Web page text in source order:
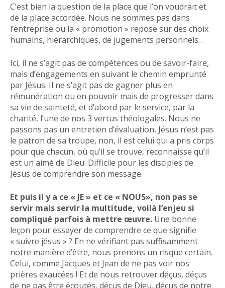
C’est bien la question de la place que l’on voudrait et
de la place accordée. Nous ne sommes pas dans
l’entreprise ou la « promotion » repose sur des choix
humains, hiérarchiques, de jugements personnels…
Ici, il ne s’agit pas de compétences ou de savoir-faire,
mais d’engagements en suivant le chemin emprunté
par Jésus. Il ne s’agit pas de gagner plus en
rémunération ou en pouvoir mais de progresser dans
sa vie de sainteté, et d’abord par le service, par la
charité, l’une de nos 3 vertus théologales. Nous ne
passons pas un entretien d’évaluation, Jésus n’est pas
le patron de sa troupe, non, il est celui qui a pris corps
pour que chacun, où qu’il se trouve, reconnaisse qu’il
est un aimé de Dieu. Difficile pour les disciples de
Jésus de comprendre son message.
Et puis il y a ce « JE » et ce « NOUS», non pas se
servir mais servir la multitude, voilà l’enjeu si
compliqué parfois à mettre œuvre. Une bonne
leçon pour essayer de comprendre ce que signifie
« suivre jésus » ? En ne vérifiant pas suffisamment
notre manière d’être, nous prenons un risque certain.
Celui, comme Jacques et Jean de ne pas voir nos
prières exaucées ! Et de nous retrouver déçus, déçus
de ne pas être écoutés, déçus de Dieu, déçus de notre